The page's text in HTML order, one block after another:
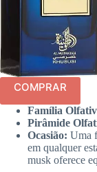
COMPRAR
Família
Pirâmide
Ocasião: Uma
em qualquer
musk oferece